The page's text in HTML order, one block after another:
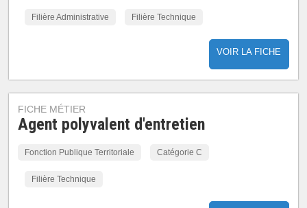
Filière Administrative Filière Technique
VOIR LA FICHE
FICHE MÉTIER
Agent polyvalent d'entretien
Fonction Publique Territoriale Catégorie C
Filière Technique